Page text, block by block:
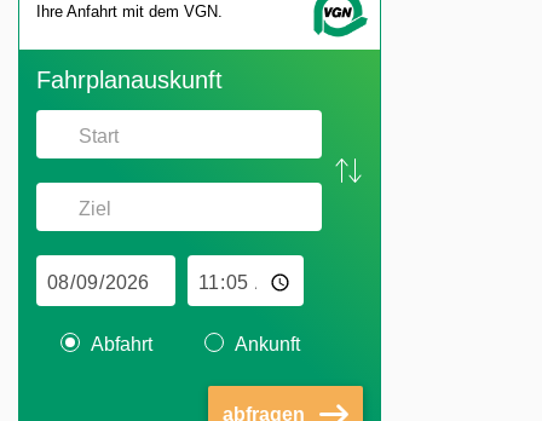
Ihre An­fahrt mit dem VGN.
Fahr­plan­aus­kunft
Abfahrt Ankunft
abfragen